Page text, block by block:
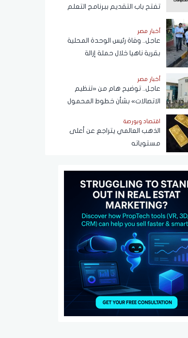
تفتح باب التقديم ببرنامج التعلم
أخبار مصر
عاجل.. وفاة رئيس الوحدة المحلية
بقرية ناهيا خلال حملة إزالة
أخبار مصر
عاجل.. توضيح هام من «تنظيم
الاتصالات» بشأن خطوط المحمول
اقتصاد وبورصة
الذهب العالمي يتراجع عن أعلى
مستوياته